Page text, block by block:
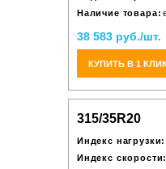
Наличие товара:
38 583 руб./шт.
КУПИТЬ В 1
315/35R20
Индекс нагрузки:
Индекс скорости: